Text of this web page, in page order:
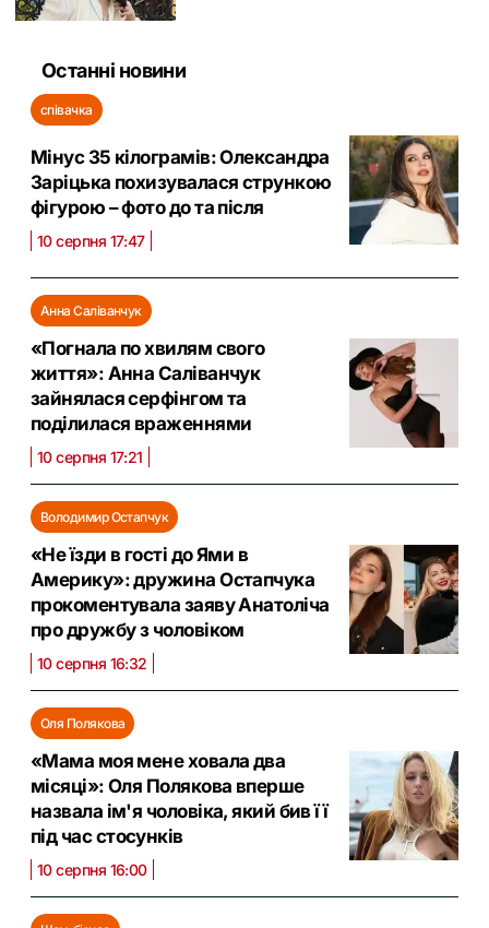
Останні новини
співачка
Мінус 35 кілограмів: Олександра
Заріцька похизувалася стрункою
фігурою – фото до та після
10 серпня 17:47
Анна Саліванчук
«Погнала по хвилям свого
життя»: Анна Саліванчук
зайнялася серфінгом та
поділилася враженнями
10 серпня 17:21
Володимир Остапчук
«Не їзди в гості до Ями в
Америку»: дружина Остапчука
прокоментувала заяву Анатоліча
про дружбу з чоловіком
10 серпня 16:32
Оля Полякова
«Мама моя мене ховала два
місяці»: Оля Полякова вперше
назвала ім'я чоловіка, який бив її
під час стосунків
10 серпня 16:00